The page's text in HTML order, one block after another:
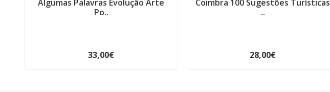
Algumas Palavras Evolução Arte
Po..
33,00€
Coimbra 100 Sugestões Turísticas
..
28,00€